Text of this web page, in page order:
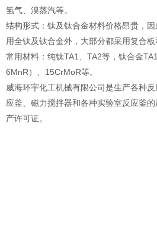
氢气、溴蒸汽等。
结构形式：钛及钛合金材料价格昂贵，
用全钛及钛合金外，大部分都采用复合板
常用材料：纯钛TA1、TA2等，钛合金
6MnR）、15CrMoR等。
威海环宇化工机械有限公司是生产各种
应釜、磁力搅拌器和各种实验室反应釜
产许可证。